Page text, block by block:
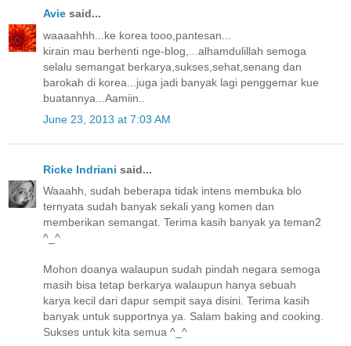
Avie said...
waaaahhh...ke korea tooo,pantesan...
kirain mau berhenti nge-blog,...alhamdulillah semoga
selalu semangat berkarya,sukses,sehat,senang dan
barokah di korea...juga jadi banyak lagi penggemar kue
buatannya...Aamiin..
June 23, 2013 at 7:03 AM
Ricke Indriani said...
Waaahh, sudah beberapa tidak intens membuka blo
ternyata sudah banyak sekali yang komen dan
memberikan semangat. Terima kasih banyak ya teman2
^_^
Mohon doanya walaupun sudah pindah negara semoga
masih bisa tetap berkarya walaupun hanya sebuah
karya kecil dari dapur sempit saya disini. Terima kasih
banyak untuk supportnya ya. Salam baking and cooking.
Sukses untuk kita semua ^_^